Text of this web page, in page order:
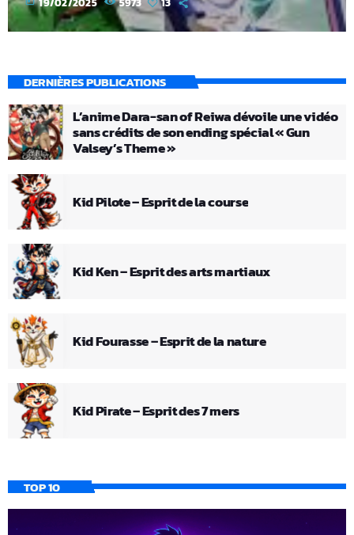
DERNIÈRES PUBLICATIONS
L’anime Dara-san of Reiwa dévoile une vidéo
sans crédits de son ending spécial « Gun
Valsey’s Theme »
Kid Pilote – Esprit de la course
Kid Ken – Esprit des arts martiaux
Kid Fourasse – Esprit de la nature
Kid Pirate – Esprit des 7 mers
TOP 10